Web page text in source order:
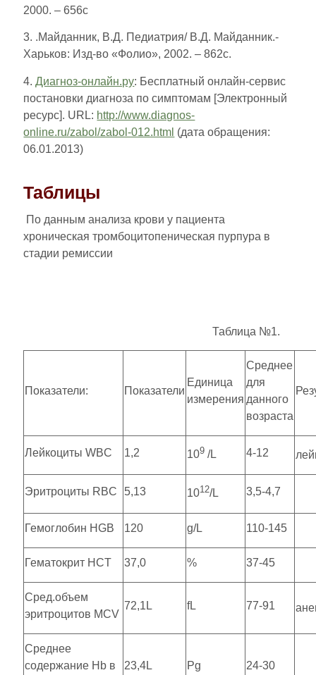
2000. – 656с
3. .Майданник, В.Д. Педиатрия/ В.Д. Майданник.-
Харьков: Изд-во «Фолио», 2002. – 862с.
4.Диагноз-онлайн.ру: Бесплатный онлайн-сервис
постановки диагноза по симптомам [Электронный
ресурс]. URL: http://www.diagnos-
online.ru/zabol/zabol-012.html (дата обращения:
06.01.2013)
Таблицы
По данным анализа крови у пациента
хроническая тромбоцитопеническая пурпура в
стадии ремиссии
Таблица №1.
Показатели: Показатели
Единица
измерения
Среднее
для
данного
возраста
Лейкоциты WBC 1,2 109 /L 4-12
Эритроциты RBC 5,13 1012/L 3,5-4,7
Гемоглобин HGB 120 g/L 110-145
Гематокрит HCT 37,0 % 37-45
Сред.объем
эритроцитов MCV
72,1L fL 77-91
Среднее
содержание Hb в
23,4L Рg 24-30